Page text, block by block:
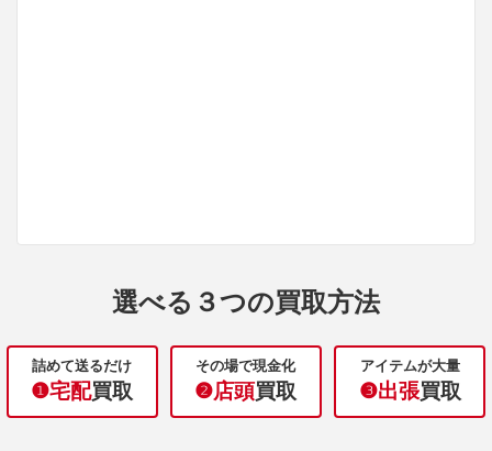
選べる３つの買取方法
詰めて送るだけ
❶宅配買取
その場で現金化
❷店頭買取
アイテムが大量
❸出張買取